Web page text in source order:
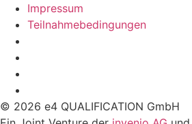
Impressum
Teilnahmebedingungen
© 2026 e4 QUALIFICATION GmbH